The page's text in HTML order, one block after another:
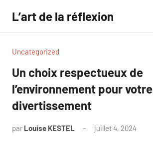
contenu
L’art de la réflexion
Uncategorized
Un choix respectueux de
l’environnement pour votre
divertissement
par Louise KESTEL juillet 4, 2024